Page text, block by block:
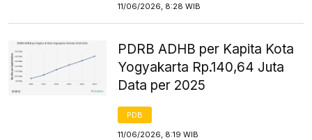
11/06/2026, 8:28 WIB
PDRB ADHB per Kapita Kota
Yogyakarta Rp.140,64 Juta
Data per 2025
PDB
11/06/2026, 8:19 WIB